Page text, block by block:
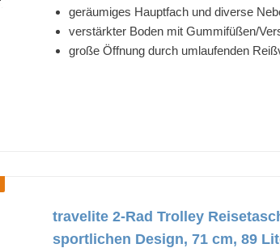
geräumiges Hauptfach und diverse
verstärkter Boden mit Gummifüßen/
große Öffnung durch umlaufenden
travelite 2-Rad Trolley
sportlichen Design, 71 cm, 89